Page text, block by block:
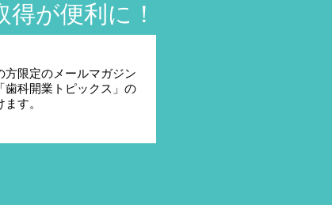
が便利に！
限定のメールマガジン
歯科開業トピックス」の
す。